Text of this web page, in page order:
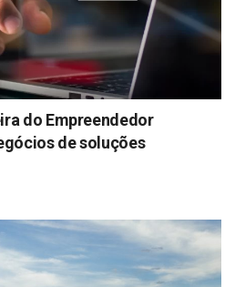
do Empreendedor
de soluções